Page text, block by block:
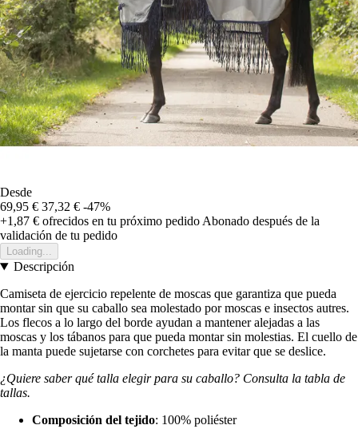
Desde
69,95 € 37,32 € -47%
+1,87 € ofrecidos en tu próximo pedido Abonado después de la
validación de tu pedido
Loading...
Descripción
Camiseta de ejercicio repelente de moscas que garantiza que pueda
montar sin que su caballo sea molestado por moscas e insectos autres.
Los flecos a lo largo del borde ayudan a mantener alejadas a las
moscas y los tábanos para que pueda montar sin molestias. El cuello de
la manta puede sujetarse con corchetes para evitar que se deslice.
¿Quiere saber qué talla elegir para su caballo? Consulta la tabla de
tallas.
Composición del tejido: 100% poliéster